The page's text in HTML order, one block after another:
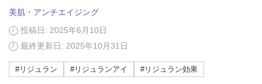
当クリニック月替わりのおすすめのメニュー
プライベートスキンクリニックが
選ばれる理由
美肌・アンチエイジング
投稿日: 2025年6月10日
最終更新日: 2025年10月31日
#リジュラン #リジュランアイ #リジュラン効果